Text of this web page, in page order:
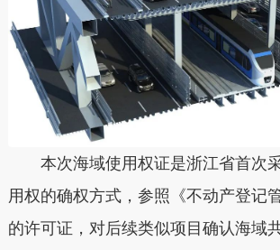
本次海域使用权证是浙江省首次
用权的确权方式，参照《不动产登记
的许可证，对后续类似项目确认海域